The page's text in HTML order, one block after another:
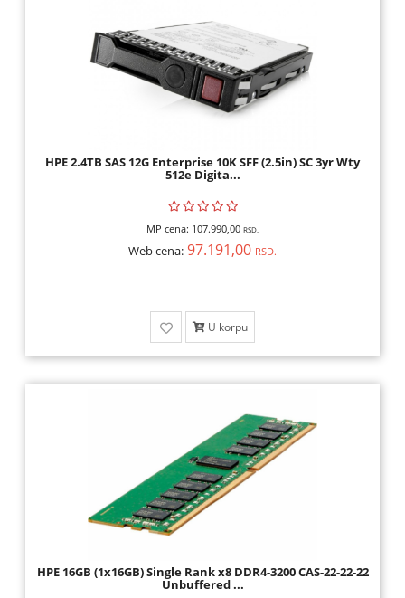
HPE 2.4TB SAS 12G Enterprise 10K SFF (2.5in) SC 3yr Wty
512e Digita...
MP cena: 107.990,00 RSD.
Web cena: 97.191,00 RSD.
U korpu
HPE 16GB (1x16GB) Single Rank x8 DDR4-3200 CAS-22-22-22
Unbuffered ...